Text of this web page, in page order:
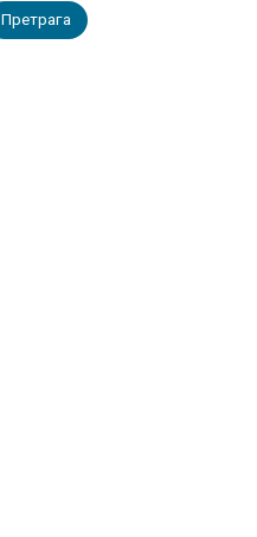
Претрага